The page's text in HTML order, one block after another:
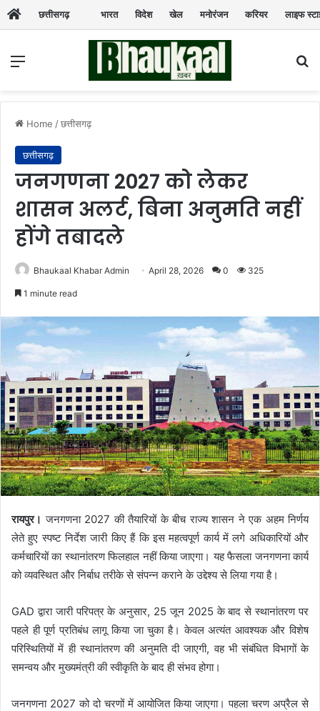
छत्तीसगढ़ भारत विदेश खेल मनोरंजन करियर लाइफ
Menu
Home /छत्तीसगढ़
छत्तीसगढ़
जनगणना 2027 को लेकर
शासन अलर्ट, बिना अनुमति नहीं
होंगे तबादले
Bhaukaal Khabar Admin April 28, 2026 0 325
1 minute read
रायपुर। जनगणना 2027 की तैयारियों के बीच राज्य शासन ने एक अहम निर्णय
लेते हुए स्पष्ट निर्देश जारी किए हैं कि इस महत्वपूर्ण कार्य में लगे अधिकारियों और
कर्मचारियों का स्थानांतरण फिलहाल नहीं किया जाएगा। यह फैसला जनगणना कार्य
को व्यवस्थित और निर्बाध तरीके से संपन्न कराने के उद्देश्य से लिया गया है।
GAD द्वारा जारी परिपत्र के अनुसार, 25 जून 2025 के बाद से स्थानांतरण पर
पहले ही पूर्ण प्रतिबंध लागू किया जा चुका है। केवल अत्यंत आवश्यक और विशेष
परिस्थितियों में ही स्थानांतरण की अनुमति दी जाएगी, वह भी संबंधित विभागों के
समन्वय और मुख्यमंत्री की स्वीकृति के बाद ही संभव होगा।
जनगणना 2027 को दो चरणों में आयोजित किया जाएगा। पहला चरण अप्रैल से